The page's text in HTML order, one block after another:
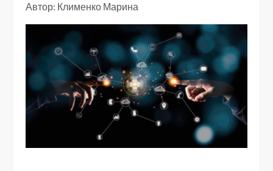
Автор: Клименко Марина